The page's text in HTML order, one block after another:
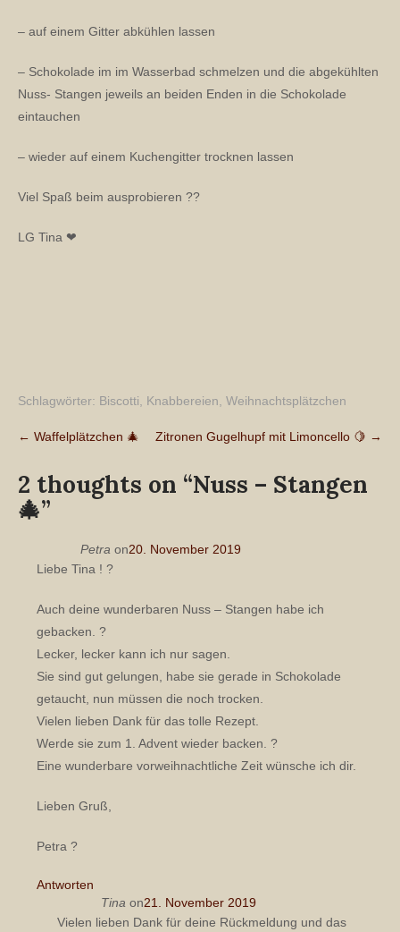
– auf einem Gitter abkühlen lassen
– Schokolade im im Wasserbad schmelzen und die abgekühlten
Nuss- Stangen jeweils an beiden Enden in die Schokolade
eintauchen
– wieder auf einem Kuchengitter trocknen lassen
Viel Spaß beim ausprobieren ??
LG Tina ❤
Schlagwörter: Biscotti Knabbereien Weihnachtsplätzchen
Post
← Waffelplätzchen 🎄 Zitronen Gugelhupf mit Limoncello 🍋 →
2 thoughts on “Nuss – Stangen
🎄”
Petra on20. November 2019
Liebe Tina ! ?
Auch deine wunderbaren Nuss – Stangen habe ich
gebacken. ?
Lecker, lecker kann ich nur sagen.
Sie sind gut gelungen, habe sie gerade in Schokolade
getaucht, nun müssen die noch trocken.
Vielen lieben Dank für das tolle Rezept.
Werde sie zum 1. Advent wieder backen. ?
Eine wunderbare vorweihnachtliche Zeit wünsche ich dir.
Lieben Gruß,
Petra ?
Antworten
Tina on21. November 2019
Vielen lieben Dank für deine Rückmeldung und das